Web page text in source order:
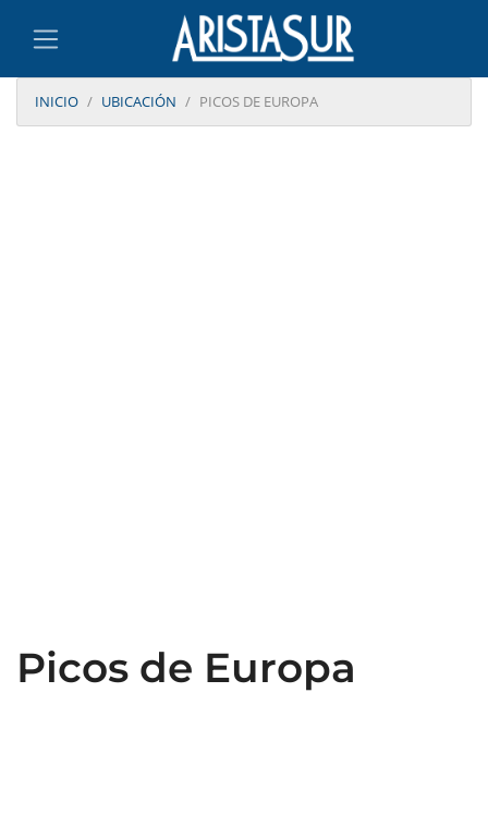
INICIO UBICACIÓN PICOS DE EUROPA
Picos de Europa